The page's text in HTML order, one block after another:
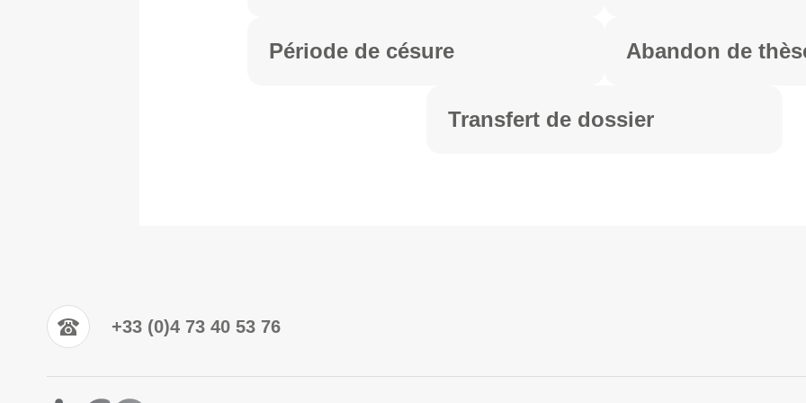
Période de césure Abandon de
Transfert de dossier
+33 (0)4 73 40 53 76